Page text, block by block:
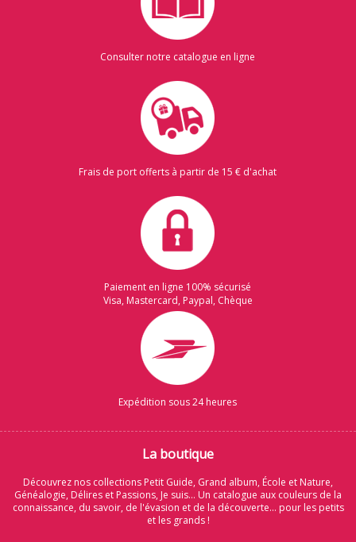
Consulter notre catalogue en ligne
Frais de port offerts à partir de 15 € d'achat
Paiement en ligne 100% sécurisé
Visa, Mastercard, Paypal, Chèque
Expédition sous 24 heures
La boutique
Découvrez nos collections Petit Guide, Grand album, École et Nature,
Généalogie, Délires et Passions, Je suis... Un catalogue aux couleurs de la
connaissance, du savoir, de l'évasion et de la découverte... pour les petits
et les grands !